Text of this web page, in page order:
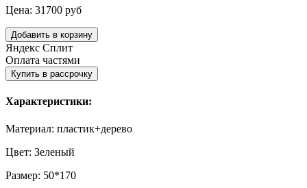
Цена: 31700 руб
Яндекс Сплит
Оплата частями
Характеристики:
Материал: пластик+дерево
Цвет: Зеленый
Размер: 50*170